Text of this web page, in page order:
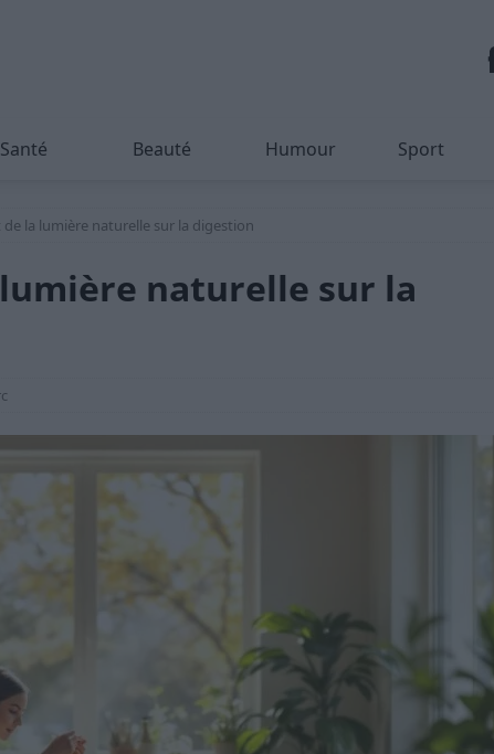
Santé Beauté Humour Sport
de la lumière naturelle sur la digestion
lumière naturelle sur la